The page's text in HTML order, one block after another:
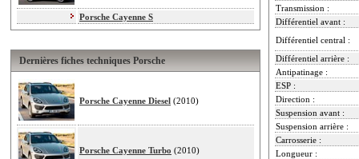
Porsche Cayenne S
Dernières fiches techniques Porsche
Porsche Cayenne Diesel (2010)
Porsche Cayenne Turbo (2010)
Transmission :
Différentiel avant :
Différentiel central :
Différentiel arrière :
Antipatinage :
ESP :
Direction :
Suspension avant :
Suspension arrière :
Carrosserie :
Longueur :